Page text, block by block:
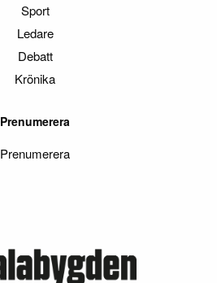
Sport
Ledare
Debatt
Krönika
Prenumerera
Prenumerera